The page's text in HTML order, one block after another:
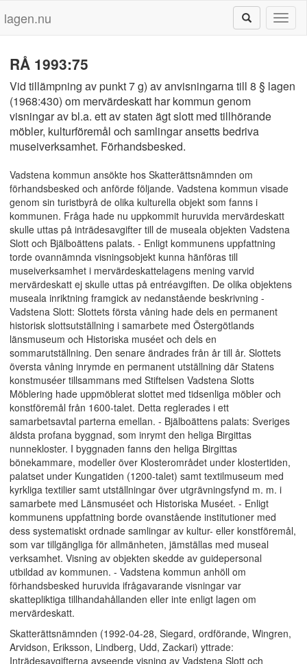
lagen.nu
RÅ 1993:75
Vid tillämpning av punkt 7 g) av anvisningarna till 8 § lagen
(1968:430) om mervärdeskatt har kommun genom
visningar av bl.a. ett av staten ägt slott med tillhörande
möbler, kulturföremål och samlingar ansetts bedriva
museiverksamhet. Förhandsbesked.
Vadstena kommun ansökte hos Skatterättsnämnden om
förhandsbesked och anförde följande. Vadstena kommun visade
genom sin turistbyrå de olika kulturella objekt som fanns i
kommunen. Fråga hade nu uppkommit huruvida mervärdeskatt
skulle uttas på inträdesavgifter till de museala objekten Vadstena
Slott och Bjälboättens palats. - Enligt kommunens uppfattning
torde ovannämnda visningsobjekt kunna hänföras till
museiverksamhet i mervärdeskattelagens mening varvid
mervärdeskatt ej skulle uttas på entréavgiften. De olika objektens
museala inriktning framgick av nedanstående beskrivning -
Vadstena Slott: Slottets första våning hade dels en permanent
historisk slottsutställning i samarbete med Östergötlands
länsmuseum och Historiska muséet och dels en
sommarutställning. Den senare ändrades från år till år. Slottets
översta våning inrymde en permanent utställning där Statens
konstmuséer tillsammans med Stiftelsen Vadstena Slotts
Möblering hade uppmöblerat slottet med tidsenliga möbler och
konstföremål från 1600-talet. Detta reglerades i ett
samarbetsavtal parterna emellan. - Bjälboättens palats: Sveriges
äldsta profana byggnad, som inrymt den heliga Birgittas
nunnekloster. I byggnaden fanns den heliga Birgittas
bönekammare, modeller över Klosterområdet under klostertiden,
palatset under Kungatiden (1200-talet) samt textilmuseum med
kyrkliga textilier samt utställningar över utgrävningsfynd m. m. i
samarbete med Länsmuséet och Historiska Muséet. - Enligt
kommunens uppfattning borde ovanstående institutioner med
dess systematiskt ordnade samlingar av kultur- eller konstföremål,
som var tillgängliga för allmänheten, jämställas med museal
verksamhet. Visning av objekten skedde av guidepersonal
utbildad av kommunen. - Vadstena kommun anhöll om
förhandsbesked huruvida ifrågavarande visningar var
skattepliktiga tillhandahållanden eller inte enligt lagen om
mervärdeskatt.
Skatterättsnämnden (1992-04-28, Siegard, ordförande, Wingren,
Arvidson, Eriksson, Lindberg, Udd, Zackari) yttrade:
Inträdesavgifterna avseende visning av Vadstena Slott och